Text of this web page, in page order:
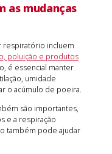
as mudanças
respiratório incluem
poluição e produtos
é essencial manter
umidade
o acúmulo de poeira.
são importantes,
e a respiração
também pode ajudar